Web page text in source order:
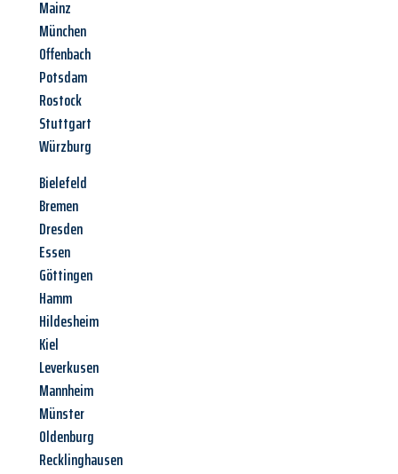
Mainz
München
Offenbach
Potsdam
Rostock
Stuttgart
Würzburg
Bielefeld
Bremen
Dresden
Essen
Göttingen
Hamm
Hildesheim
Kiel
Leverkusen
Mannheim
Münster
Oldenburg
Recklinghausen